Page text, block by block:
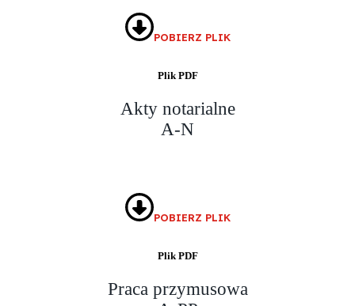
POBIERZ PLIK
Plik PDF
Akty notarialne
A-N
POBIERZ PLIK
Plik PDF
Praca przymusowa